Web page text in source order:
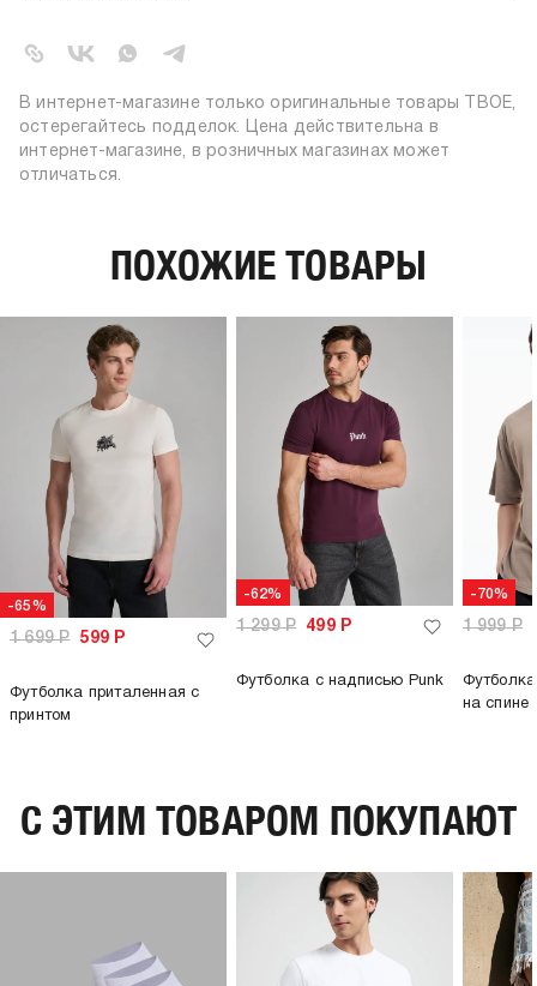
коллекция:
специальная
коллекция:
базовая
вид застежки:
без застежки
цвет:
однотонный
тип карманов:
без карманов
плотность материала,
мужской
В интернет-магазине только оригинальные товары ТВОЕ,
остерегайтесь подделок. Цена действительна в
интернет-магазине, в розничных магазинах может
отличаться.
ПОХОЖИЕ ТОВАРЫ
-65%
1 699Р 599 Р
Футболка приталенная с
принтом
-62%
1 299Р 499Р
Футболка с надписью Punk
-70%
1 999Р
на спине
C ЭТИМ ТОВАРОМ ПОКУПАЮТ